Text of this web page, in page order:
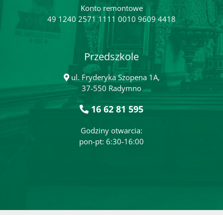
Konto remontowe
49 1240 2571 1111 0010 9609 4418
Przedszkole
ul. Fryderyka Szopena 1A,
37-550 Radymno
16 62 81 595
Godziny otwarcia:
pon-pt: 6:30-16:00